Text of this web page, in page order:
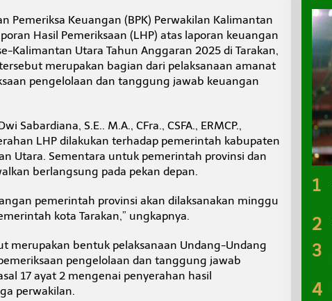
Pemeriksa Keuangan (BPK) Perwakilan Kalimantan
Hasil Pemeriksaan (LHP) atas laporan keuangan
Kalimantan Utara Tahun Anggaran 2025 di Tarakan,
merupakan bagian dari pelaksanaan amanat
pengelolaan dan tanggung jawab keuangan
Sabardiana, S.E.. M.A., CFra., CSFA., ERMCP.,
LHP dilakukan terhadap pemerintah kabupaten
Utara. Sementara untuk pemerintah provinsi dan
berlangsung pada pekan depan.
pemerintah provinsi akan dilaksanakan minggu
kota Tarakan,” ungkapnya.
merupakan bentuk pelaksanaan Undang-Undang
pengelolaan dan tanggung jawab
17 ayat 2 mengenai penyerahan hasil
perwakilan.
1
2
3
4